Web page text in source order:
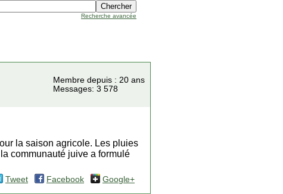
Recherche avancée
Membre depuis : 20 ans
Messages: 3 578
la saison agricole. Les pluies
communauté juive a formulé
Tweet Facebook Google+